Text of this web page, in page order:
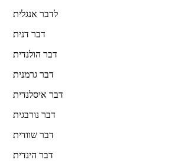
לדבר אנגלית
דבר דנית
דבר הולנדית
דבר גרמנית
דבר איסלנדית
דבר נורבגית
דבר שוודית
דבר הינדית